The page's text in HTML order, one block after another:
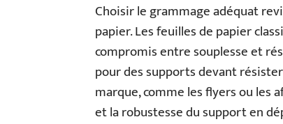
Choisir le grammage adéquat
papier. Les feuilles de papier
compromis entre souplesse et
pour des supports devant
marque, comme les flyers ou les
et la robustesse du support en